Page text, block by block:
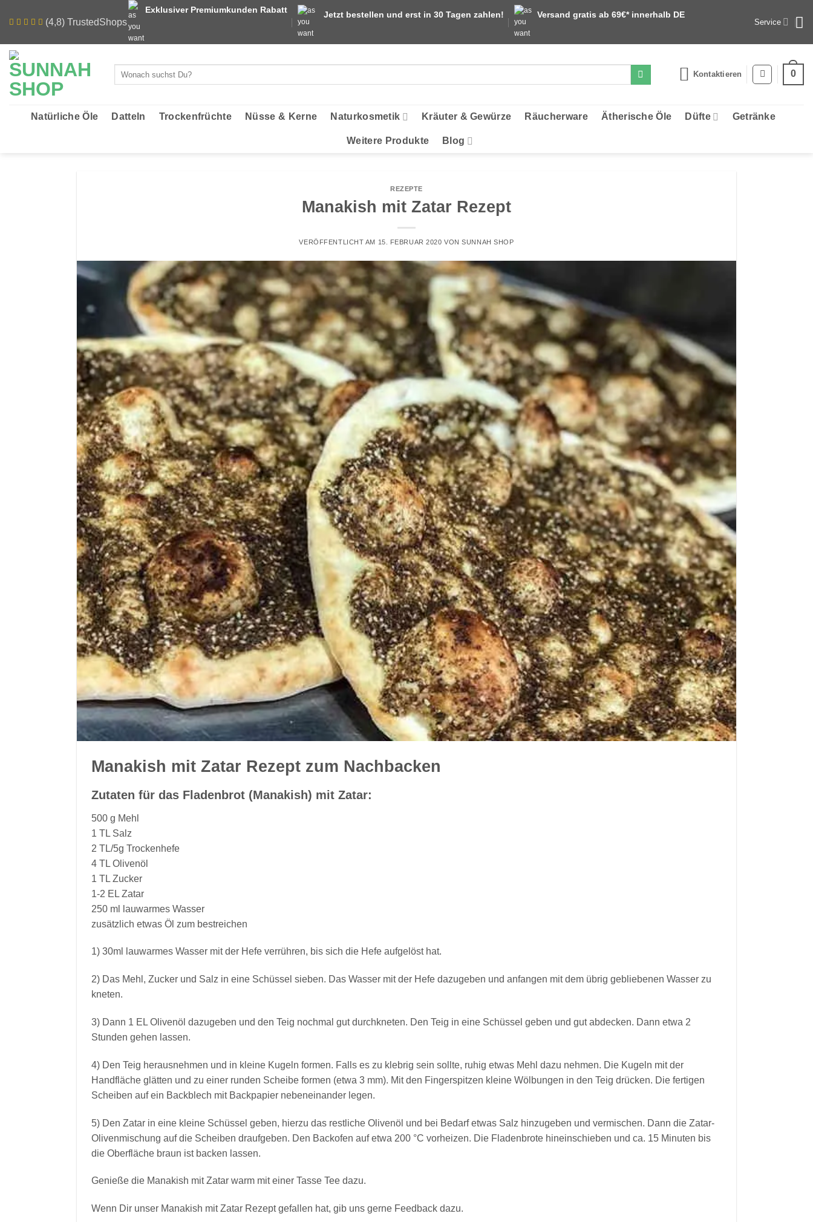
Inhalt
(4,8) TrustedShops
Exklusiver Premiumkunden Rabatt Jetzt bestellen und erst in 30 Tagen zahlen! Versand gratis ab 69€* innerhalb DE
Service
Kontaktieren 0
Natürliche Öle Datteln Trockenfrüchte Nüsse & Kerne Naturkosmetik Kräuter & Gewürze Räucherware Ätherische Öle Düfte Getränke
Weitere Produkte Blog
REZEPTE
Manakish mit Zatar Rezept
VERÖFFENTLICHT AM 15. FEBRUAR 2020 VONSUNNAH SHOP
Manakish mit Zatar Rezept zum Nachbacken
Zutaten für das Fladenbrot (Manakish) mit Zatar:
500 g Mehl
1 TL Salz
2 TL/5g Trockenhefe
4 TL Olivenöl
1 TL Zucker
1-2 EL Zatar
250 ml lauwarmes Wasser
zusätzlich etwas Öl zum bestreichen
1) 30ml lauwarmes Wasser mit der Hefe verrühren, bis sich die Hefe aufgelöst hat.
2) Das Mehl, Zucker und Salz in eine Schüssel sieben. Das Wasser mit der Hefe dazugeben und anfangen mit dem übrig gebliebenen Wasser zu
kneten.
3) Dann 1 EL Olivenöl dazugeben und den Teig nochmal gut durchkneten. Den Teig in eine Schüssel geben und gut abdecken. Dann etwa 2
Stunden gehen lassen.
4) Den Teig herausnehmen und in kleine Kugeln formen. Falls es zu klebrig sein sollte, ruhig etwas Mehl dazu nehmen. Die Kugeln mit der
Handfläche glätten und zu einer runden Scheibe formen (etwa 3 mm). Mit den Fingerspitzen kleine Wölbungen in den Teig drücken. Die fertigen
Scheiben auf ein Backblech mit Backpapier nebeneinander legen.
5) Den Zatar in eine kleine Schüssel geben, hierzu das restliche Olivenöl und bei Bedarf etwas Salz hinzugeben und vermischen. Dann die Zatar-
Olivenmischung auf die Scheiben draufgeben. Den Backofen auf etwa 200 °C vorheizen. Die Fladenbrote hineinschieben und ca. 15 Minuten bis
die Oberfläche braun ist backen lassen.
Genieße die Manakish mit Zatar warm mit einer Tasse Tee dazu.
Wenn Dir unser Manakish mit Zatar Rezept gefallen hat, gib uns gerne Feedback dazu.